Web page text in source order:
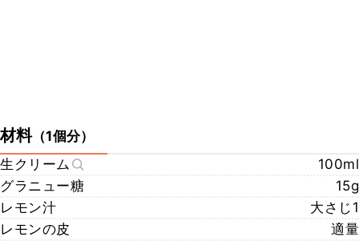
材料（1個分）
生クリーム
100ml
グラニュー糖
15g
レモン汁
大さじ1
レモンの皮
適量